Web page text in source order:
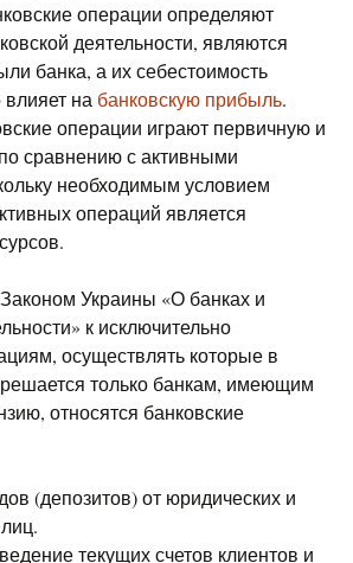
операции определяют
деятельности, являются
банка, а их себестоимость
на банковскую прибыль.
операции играют первичную и
сравнению с активными
необходимым условием
операций является
Украины «О банках и
к исключительно
осуществлять которые в
только банкам, имеющим
относятся банковские
(депозитов) от юридических и
текущих счетов клиентов и